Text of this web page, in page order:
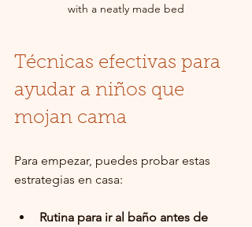
with a neatly made bed
Técnicas efectivas para
ayudar a niños que
mojan cama
Para empezar, puedes probar estas
estrategias en casa:
Rutina para ir al baño antes de